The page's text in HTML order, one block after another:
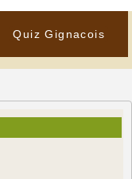
Quiz Gignacois